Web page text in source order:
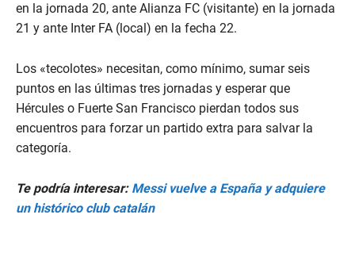
en la jornada 20, ante Alianza FC (visitante) en la jornada
21 y ante Inter FA (local) en la fecha 22.
Los «tecolotes» necesitan, como mínimo, sumar seis
puntos en las últimas tres jornadas y esperar que
Hércules o Fuerte San Francisco pierdan todos sus
encuentros para forzar un partido extra para salvar la
categoría.
Te podría interesar: Messi vuelve a España y adquiere
un histórico club catalán